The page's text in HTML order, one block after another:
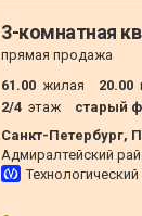
3-комнатная
прямая продажа
61.00 жилая 20.00
2/4 этаж
старый
Санкт-Петербург,
Адмиралтейский
Технологический